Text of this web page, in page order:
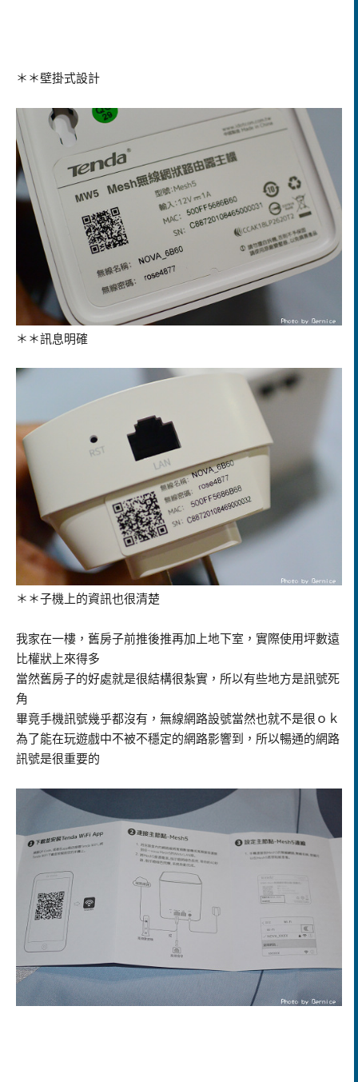
＊＊壁掛式設計
＊＊訊息明確
＊＊子機上的資訊也很清楚
我家在一樓，舊房子前推後推再加上地下室，實際使用坪數遠
比權狀上來得多
當然舊房子的好處就是很結構很紮實，所以有些地方是訊號死
角
畢竟手機訊號幾乎都沒有，無線網路設號當然也就不是很ｏｋ
為了能在玩遊戲中不被不穩定的網路影響到，所以暢通的網路
訊號是很重要的